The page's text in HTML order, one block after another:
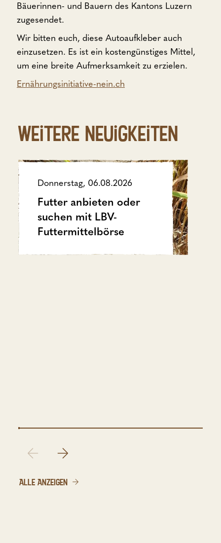
Bäuerinnen- und Bauern des Kantons Luzern
zugesendet.
Wir bitten euch, diese Autoaufkleber auch
einzusetzen. Es ist ein kostengünstiges Mittel,
um eine breite Aufmerksamkeit zu erzielen.
Ernährungsinitiative-nein.ch
Weitere Neuigkeiten
Donnerstag, 06.08.2026
Futter anbieten oder
suchen mit LBV-
Futtermittelbörse
ALLE ANZEIGEN